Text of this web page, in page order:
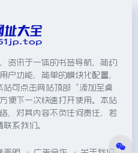
资讯于一体的书签导航，简约
户功能，简单的模块化配置，
站可点击网站顶部“添加至桌
便下一次快速打开使用。本站
，对其内容不负任何责任，若
系我们。